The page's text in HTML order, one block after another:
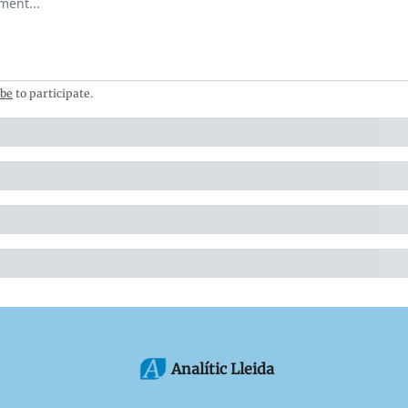
to participate.
Analític Lleida